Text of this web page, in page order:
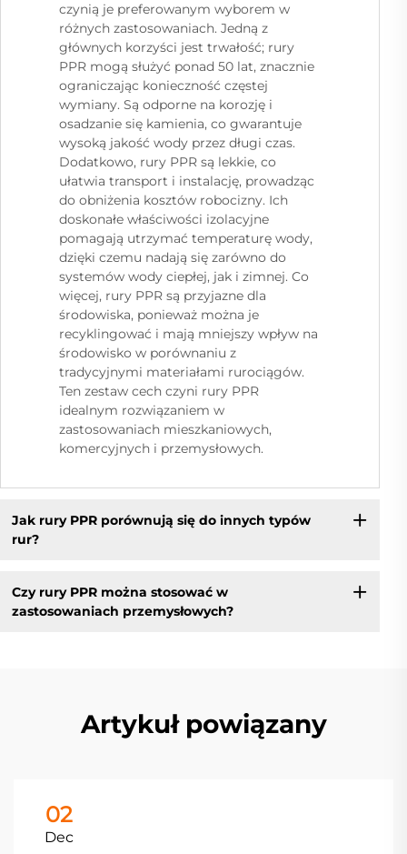
czynią je preferowanym wyborem w
różnych zastosowaniach. Jedną z
głównych korzyści jest trwałość; rury
PPR mogą służyć ponad 50 lat, znacznie
ograniczając konieczność częstej
wymiany. Są odporne na korozję i
osadzanie się kamienia, co gwarantuje
wysoką jakość wody przez długi czas.
Dodatkowo, rury PPR są lekkie, co
ułatwia transport i instalację, prowadząc
do obniżenia kosztów robocizny. Ich
doskonałe właściwości izolacyjne
pomagają utrzymać temperaturę wody,
dzięki czemu nadają się zarówno do
systemów wody ciepłej, jak i zimnej. Co
więcej, rury PPR są przyjazne dla
środowiska, ponieważ można je
recyklingować i mają mniejszy wpływ na
środowisko w porównaniu z
tradycyjnymi materiałami rurociągów.
Ten zestaw cech czyni rury PPR
idealnym rozwiązaniem w
zastosowaniach mieszkaniowych,
komercyjnych i przemysłowych.
Jak rury PPR porównują się do innych typów
rur?
Czy rury PPR można stosować w
zastosowaniach przemysłowych?
Artykuł powiązany
02
Dec